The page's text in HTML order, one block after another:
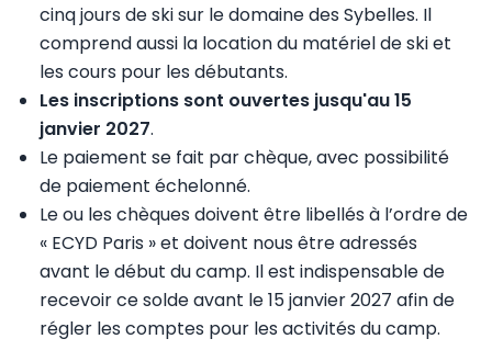
cinq jours de ski sur le domaine des Sybelles. Il
comprend aussi la location du matériel de ski et
les cours pour les débutants.
Les inscriptions sont ouvertes jusqu'au 15
janvier 2027.
Le paiement se fait par chèque, avec possibilité
de paiement échelonné.
Le ou les chèques doivent être libellés à l’ordre de
« ECYD Paris » et doivent nous être adressés
avant le début du camp. Il est indispensable de
recevoir ce solde avant le 15 janvier 2027 afin de
régler les comptes pour les activités du camp.